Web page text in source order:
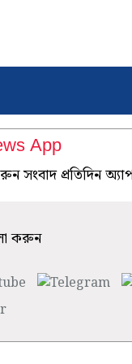
App
প্রতিদিন
করুন